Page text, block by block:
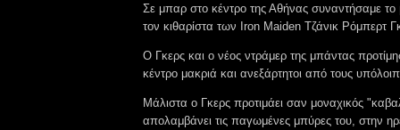
Σε μπαρ στο κέντρο της Αθήνας συναντήσαμε
τον κιθαρίστα των Iron Maiden Τζάνικ Ρόμπερτ
Ο Γκερς και ο νέος ντράμερ της μπάντας
κέντρο μακριά και ανεξάρτητοι από τους
Μάλιστα ο Γκερς προτιμάει σαν μοναχικός
απολαμβάνει τις παγωμένες μπύρες του, στην